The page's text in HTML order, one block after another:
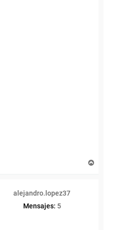
alejandro.lopez37
Mensajes: 5